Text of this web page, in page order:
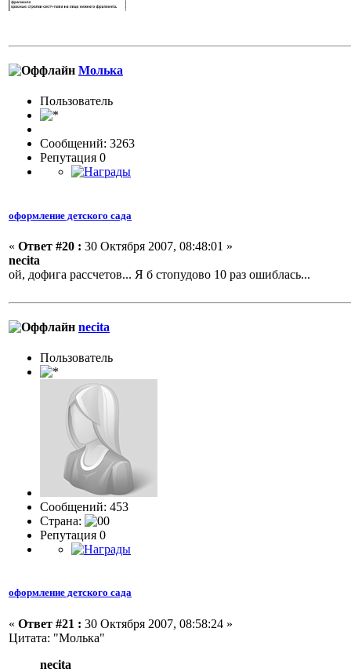
Молька
Пользовaтeль
Сообщений: 3263
Репутация 0
оформление детского сада
« Ответ #20 : 30 Октября 2007, 08:48:01 »
necita
ой, дофига рассчетов... Я б стопудово 10 раз ошиблась...
necita
Пользовaтeль
Сообщений: 453
Страна:
Репутация 0
оформление детского сада
« Ответ #21 : 30 Октября 2007, 08:58:24 »
Цитата: "Молька"
necita